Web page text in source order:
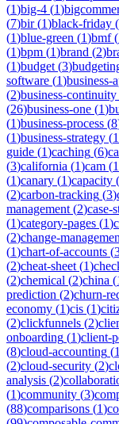
(1)big-4 (1)
(7)bir(1)black-friday (
(1)blue-green (1)bmf(
(1)bpm (1)brand (2)
(1)budget (3)
software (1)business-
(2)business-continuity
(26)business-one (1)
(1)business-process (8
(1)business-strategy (
guide (1)caching (6)
(3)california (1)cam (1
(1)canary (1)capacity (
(2)carbon-tracking (3)
management (2)case-
(1)category-pages (1)
(2)change-
(1)chart-of-accounts (
(2)cheat-sheet (1)
(2)chemical (2)china (
prediction (2)churn-
economy (1)cis (1)
(2)clickfunnels (2)
onboarding (1)client-
(8)cloud-accounting (1
(2)cloud-security (2)
analysis (2)
(1)community (3)
(88)comparisons (1)